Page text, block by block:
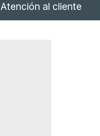
Atención al cliente